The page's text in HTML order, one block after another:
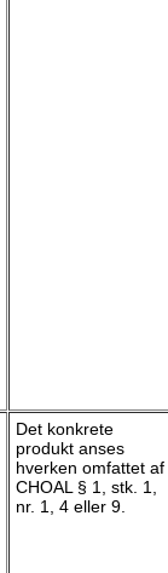
Det konkrete
produkt anses
hverken omfattet af
CHOAL § 1, stk. 1,
nr. 1, 4 eller 9.